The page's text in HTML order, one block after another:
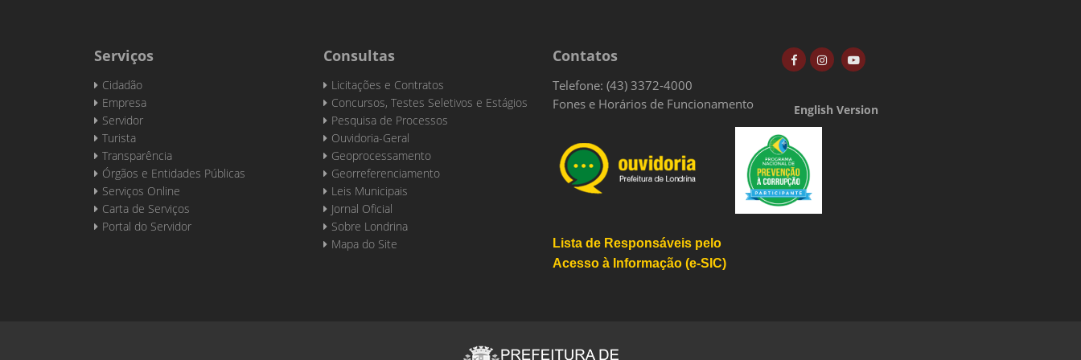
Serviços
Cidadão
Empresa
Servidor
Turista
Transparência
Órgãos e Entidades Públicas
Serviços Online
Carta de Serviços
Portal do Servidor
Consultas
Licitações e Contratos
Concursos, Testes Seletivos e Estágios
Pesquisa de Processos
Ouvidoria-Geral
Geoprocessamento
Georreferenciamento
Leis Municipais
Jornal Oficial
Sobre Londrina
Mapa do Site
Contatos
Telefone: (43) 3372-4000
Fones e Horários de Funcionamento
Lista de Responsáveis pelo
Acesso à Informação (e-SIC)
English Version